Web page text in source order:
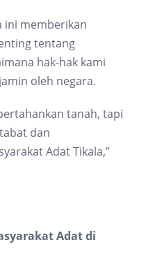
ini memberikan
tentang
hak-hak kami
oleh negara.
tanah, tapi
dan
Adat Tikala,”
Adat di